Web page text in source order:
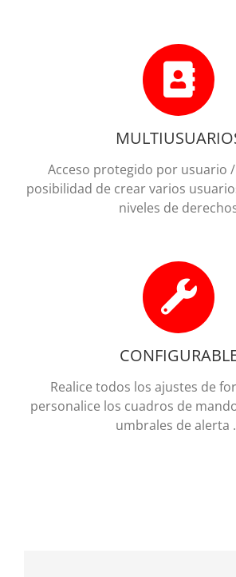
Acceso protegido por usuario
posibilidad de crear varios
niveles de
Realice todos los ajustes de
personalice los cuadros de
umbrales de alerta